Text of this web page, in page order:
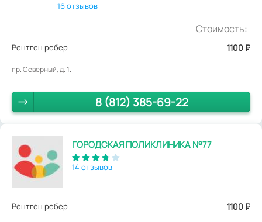
16 отзывов
Стоимость:
Рентген ребер 1100 ₽
пр. Северный, д. 1.
8 (812) 385-69-22
ГОРОДСКАЯ ПОЛИКЛИНИКА №77
14 отзывов
Рентген ребер 1100 ₽